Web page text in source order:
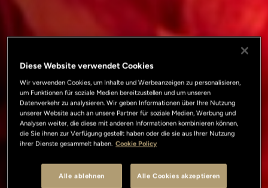
Diese Website verwendet Cookies
Wir verwenden Cookies, um Inhalte und Werbeanzeigen zu personalisieren,
um Funktionen für soziale Medien bereitzustellen und um unseren
Datenverkehr zu analysieren. Wir geben Informationen über Ihre Nutzung
unserer Website auch an unsere Partner für soziale Medien, Werbung und
Analysen weiter, die diese mit anderen Informationen kombinieren können,
die Sie ihnen zur Verfügung gestellt haben oder die sie aus Ihrer Nutzung
ihrer Dienste gesammelt haben. Cookie Policy
Alle ablehnen Alle Cookies akzeptieren